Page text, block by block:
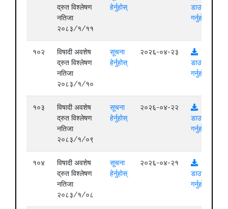
द्रुत विश्लेषण
नतिजा
२०८३/१/११
हेर्नुहोस्
डाउनलोड
गर्नुहोस्
१०२
विषादी अवशेष
द्रुत विश्लेषण
नतिजा
२०८३/१/१०
सूचना
हेर्नुहोस्
२०२६-०४-२३
डाउनलोड
गर्नुहोस्
१०३
विषादी अवशेष
द्रुत विश्लेषण
नतिजा
२०८३/१/०९
सूचना
हेर्नुहोस्
२०२६-०४-२२
डाउनलोड
गर्नुहोस्
१०४
विषादी अवशेष
द्रुत विश्लेषण
नतिजा
२०८३/१/०८
सूचना
हेर्नुहोस्
२०२६-०४-२१
डाउनलोड
गर्नुहोस्